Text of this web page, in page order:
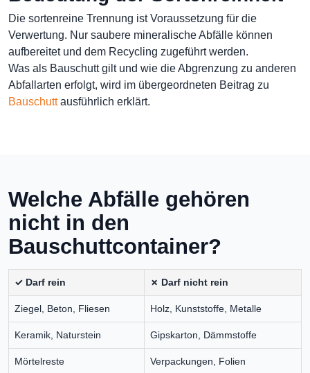
Die sortenreine Trennung ist Voraussetzung für die
Verwertung. Nur saubere mineralische Abfälle können
aufbereitet und dem Recycling zugeführt werden.
Was als Bauschutt gilt und wie die Abgrenzung zu anderen
Abfallarten erfolgt, wird im übergeordneten Beitrag zu
Bauschuttausführlich erklärt.
Welche Abfälle gehören
nicht in den
Bauschuttcontainer?
✓ Darf rein ✗ Darf nicht rein
Ziegel, Beton, Fliesen Holz, Kunststoffe, Metalle
Keramik, Naturstein Gipskarton, Dämmstoffe
Mörtelreste Verpackungen, Folien